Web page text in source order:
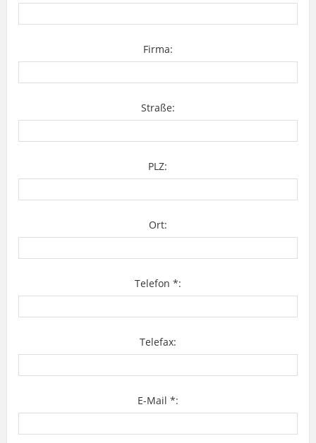
Firma:
Straße:
PLZ:
Ort:
Telefon *:
Telefax:
E-Mail *: